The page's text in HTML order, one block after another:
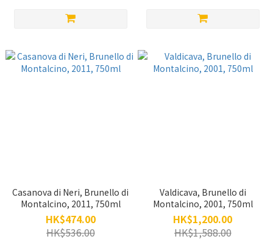
Casanova di Neri, Brunello di
Montalcino, 2011, 750ml
HK$474.00
HK$536.00
Valdicava, Brunello di
Montalcino, 2001, 750ml
HK$1,200.00
HK$1,588.00